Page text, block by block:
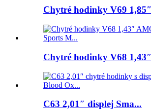
Chytré hodinky V69
Chytré hodinky V68
C63 2,01″ displej Sma...